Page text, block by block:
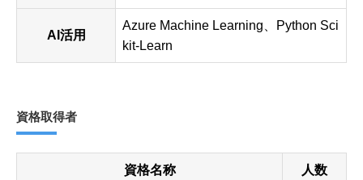
AI活用
Azure Machine Learning、Python Sci
kit-Learn
資格取得者
資格名称 人数